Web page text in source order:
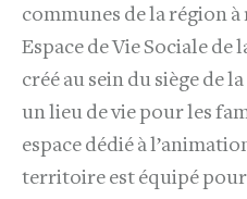
communes de la région
Espace de Vie Sociale de
créé au sein du siège de
un lieu de vie pour les
espace dédié à
territoire est équipé